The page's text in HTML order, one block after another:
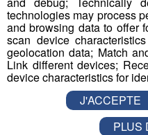
technologies may process
and browsing data to offer
scan device
geolocation data; Match
Link different devices;
device characteristics for
J'ACCEPTE
PLUS